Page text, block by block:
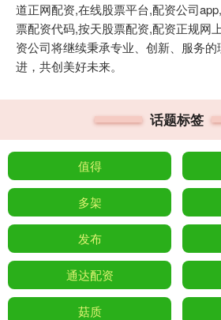
道正网配资,在线股票平台,配资公司
票配资代码,按天股票配资,配资正规网
资公司将继续秉承专业、创新、服务
进，共创美好未来。
话题标签
值得
多架
发布
通达配资
菇质